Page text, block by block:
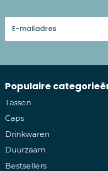
Populaire
Tassen
Caps
Drinkwaren
Duurzaam
Bestsellers